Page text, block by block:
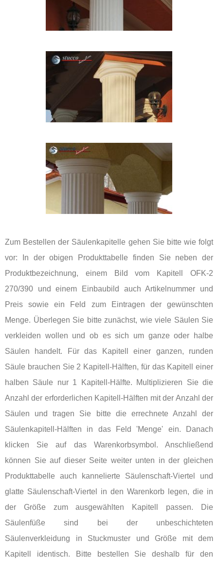
Zum Bestellen der Säulenkapitelle gehen Sie bitte wie folgt
vor: In der obigen Produkttabelle finden Sie neben der
Produktbezeichnung, einem Bild vom Kapitell OFK-2
270/390 und einem Einbaubild auch Artikelnummer und
Preis sowie ein Feld zum Eintragen der gewünschten
Menge. Überlegen Sie bitte zunächst, wie viele Säulen Sie
verkleiden wollen und ob es sich um ganze oder halbe
Säulen handelt. Für das Kapitell einer ganzen, runden
Säule brauchen Sie 2 Kapitell-Hälften, für das Kapitell einer
halben Säule nur 1 Kapitell-Hälfte. Multiplizieren Sie die
Anzahl der erforderlichen Kapitell-Hälften mit der Anzahl der
Säulen und tragen Sie bitte die errechnete Anzahl der
Säulenkapitell-Hälften in das Feld 'Menge' ein. Danach
klicken Sie auf das Warenkorbsymbol. Anschließend
können Sie auf dieser Seite weiter unten in der gleichen
Produkttabelle auch kannelierte Säulenschaft-Viertel und
glatte Säulenschaft-Viertel in den Warenkorb legen, die in
der Größe zum ausgewählten Kapitell passen. Die
Säulenfüße sind bei der unbeschichteten
Säulenverkleidung in Stuckmuster und Größe mit dem
Kapitell identisch. Bitte bestellen Sie deshalb für den